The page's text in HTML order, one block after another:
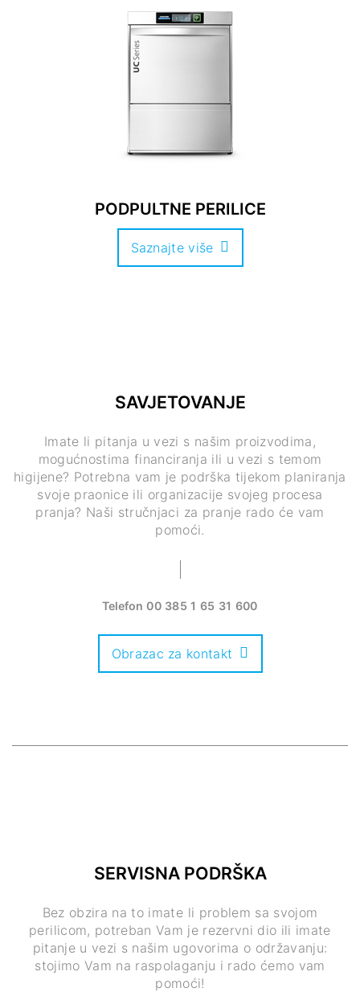
PODPULTNE PERILICE
Saznajte više
SAVJETOVANJE
Imate li pitanja u vezi s našim proizvodima,
mogućnostima financiranja ili u vezi s temom
higijene? Potrebna vam je podrška tijekom planiranja
svoje praonice ili organizacije svojeg procesa
pranja? Naši stručnjaci za pranje rado će vam
pomoći.
Telefon00 385 1 65 31 600
Obrazac za kontakt
SERVISNA PODRŠKA
Bez obzira na to imate li problem sa svojom
perilicom, potreban Vam je rezervni dio ili imate
pitanje u vezi s našim ugovorima o održavanju:
stojimo Vam na raspolaganju i rado ćemo vam
pomoći!